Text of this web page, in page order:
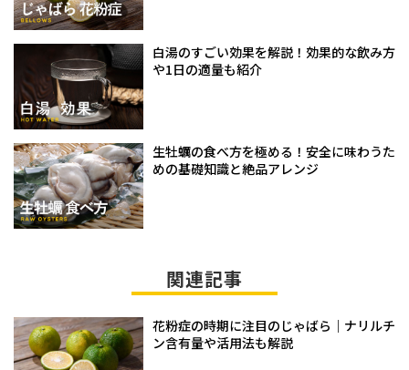
白湯のすごい効果を解説！効果的な飲み方
や1日の適量も紹介
生牡蠣の食べ方を極める！安全に味わうた
めの基礎知識と絶品アレンジ
関連記事
花粉症の時期に注目のじゃばら｜ナリルチ
ン含有量や活用法も解説